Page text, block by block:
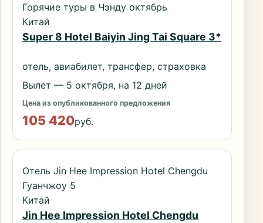
Горячие туры в Чэнду октябрь
Китай
Super 8 Hotel Baiyin Jing Tai Square 3*
отель, авиабилет, трансфер, страховка
Вылет — 5 октября, на 12 дней
Цена из опубликованного предложения
105 420руб.
Отель Jin Hee Impression Hotel Chengdu
Гуанчжоу 5
Китай
Jin Hee Impression Hotel Chengdu